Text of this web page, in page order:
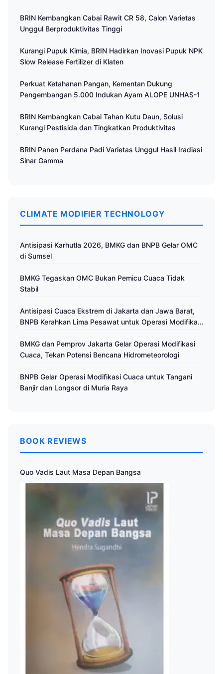
BRIN Kembangkan Cabai Rawit CR 58, Calon Varietas
Unggul Berproduktivitas Tinggi
Kurangi Pupuk Kimia, BRIN Hadirkan Inovasi Pupuk NPK
Slow Release Fertilizer di Klaten
Perkuat Ketahanan Pangan, Kementan Dukung
Pengembangan 5.000 Indukan Ayam ALOPE UNHAS-1
BRIN Kembangkan Cabai Tahan Kutu Daun, Solusi
Kurangi Pestisida dan Tingkatkan Produktivitas
BRIN Panen Perdana Padi Varietas Unggul Hasil Iradiasi
Sinar Gamma
CLIMATE MODIFIER TECHNOLOGY
Antisipasi Karhutla 2026, BMKG dan BNPB Gelar OMC
di Sumsel
BMKG Tegaskan OMC Bukan Pemicu Cuaca Tidak
Stabil
Antisipasi Cuaca Ekstrem di Jakarta dan Jawa Barat,
BNPB Kerahkan Lima Pesawat untuk Operasi Modifikasi
BMKG dan Pemprov Jakarta Gelar Operasi Modifikasi
Cuaca, Tekan Potensi Bencana Hidrometeorologi
BNPB Gelar Operasi Modifikasi Cuaca untuk Tangani
Banjir dan Longsor di Muria Raya
BOOK REVIEWS
Quo Vadis Laut Masa Depan Bangsa